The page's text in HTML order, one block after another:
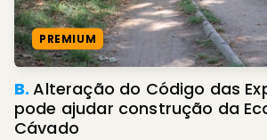
PREMIUM
B.Alteração do Código das Expropriações
pode ajudar construção da
Cávado